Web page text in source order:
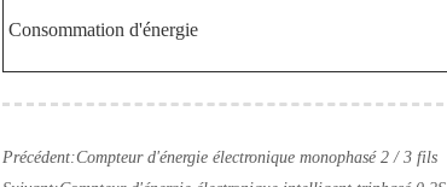
Consommation d'énergie
Précédent:Compteur d'énergie électronique monophasé 2 / 3 fils